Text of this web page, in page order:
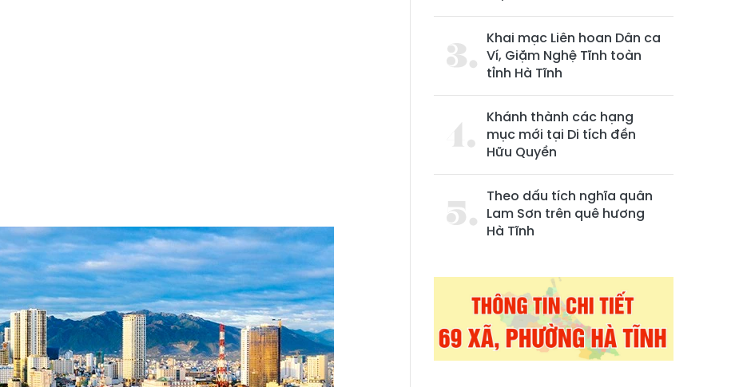
Khai mạc Liên hoan Dân ca
Ví, Giặm Nghệ Tĩnh toàn
tỉnh Hà Tĩnh
Khánh thành các hạng
mục mới tại Di tích đền
Hữu Quyền
Theo dấu tích nghĩa quân
Lam Sơn trên quê hương
Hà Tĩnh